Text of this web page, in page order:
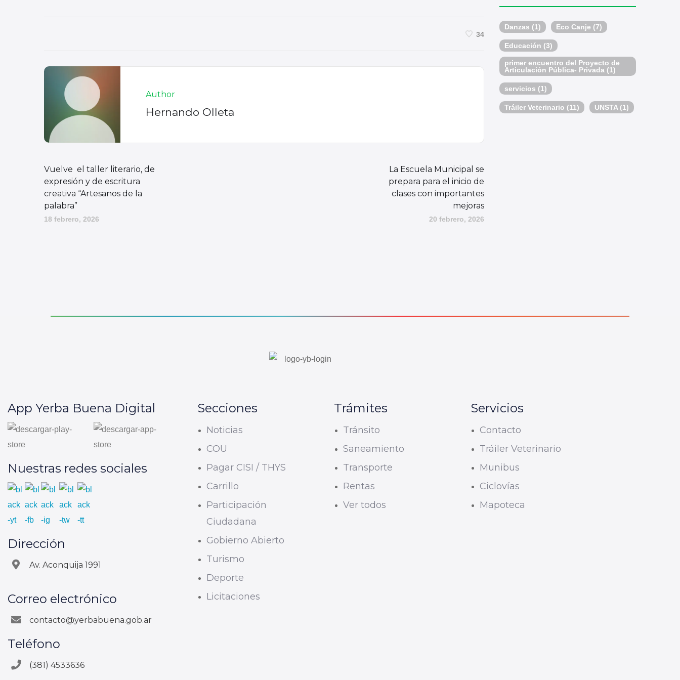
34
Author
Hernando Olleta
Vuelve el taller literario, de
expresión y de escritura
creativa “Artesanos de la
palabra”
18 febrero, 2026
La Escuela Municipal se
prepara para el inicio de
clases con importantes
mejoras
20 febrero, 2026
Danzas (1) Eco Canje (7)
Educación (3)
primer encuentro del Proyecto de
Articulación Pública- Privada (1)
servicios (1)
Tráiler Veterinario (11) UNSTA (1)
App Yerba Buena Digital
Nuestras redes sociales
Dirección
Av. Aconquija 1991
Correo electrónico
contacto@yerbabuena.gob.ar
Teléfono
(381) 4533636
Secciones
Noticias
COU
Pagar CISI / THYS
Carrillo
Participación
Ciudadana
Gobierno Abierto
Turismo
Deporte
Licitaciones
Trámites
Tránsito
Saneamiento
Transporte
Rentas
Ver todos
Servicios
Contacto
Tráiler Veterinario
Munibus
Ciclovías
Mapoteca